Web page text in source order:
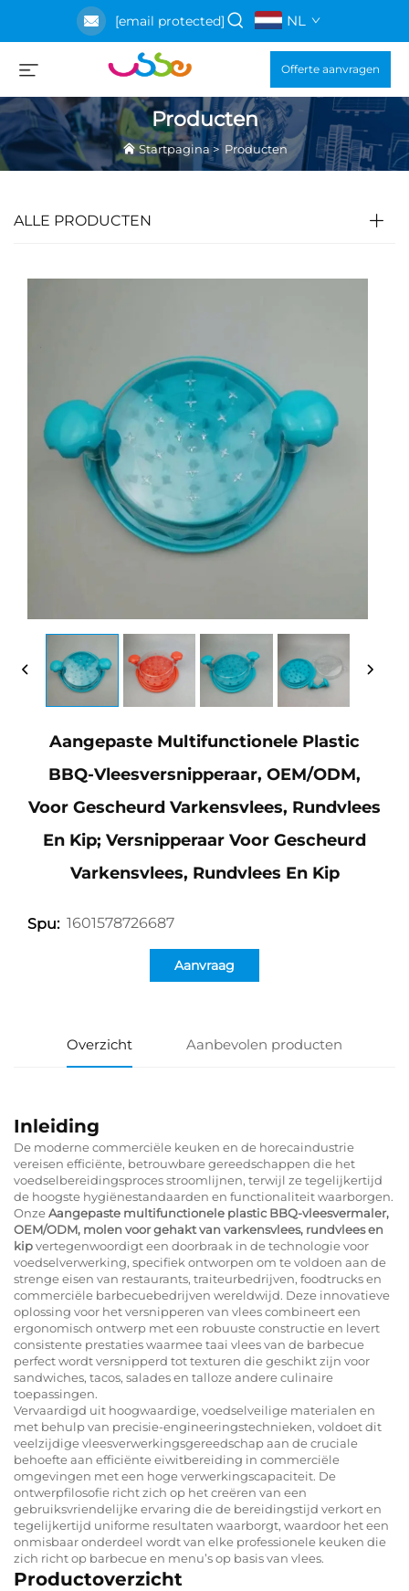
[email protected] NL
Offerte aanvragen
Producten
Startpagina> Producten
ALLE PRODUCTEN
Aangepaste Multifunctionele Plastic
BBQ-Vleesversnipperaar, OEM/ODM,
Voor Gescheurd Varkensvlees, Rundvlees
En Kip; Versnipperaar Voor Gescheurd
Varkensvlees, Rundvlees En Kip
Spu: 1601578726687
Aanvraag
Overzicht Aanbevolen producten
Inleiding
De moderne commerciële keuken en de horecaindustrie
vereisen efficiënte, betrouwbare gereedschappen die het
voedselbereidingsproces stroomlijnen, terwijl ze tegelijkertijd
de hoogste hygiënestandaarden en functionaliteit waarborgen.
OnzeAangepaste multifunctionele plastic BBQ-vleesvermaler,
OEM/ODM, molen voor gehakt van varkensvlees, rundvlees en
kipvertegenwoordigt een doorbraak in de technologie voor
voedselverwerking, specifiek ontworpen om te voldoen aan de
strenge eisen van restaurants, traiteurbedrijven, foodtrucks en
commerciële barbecuebedrijven wereldwijd. Deze innovatieve
oplossing voor het versnipperen van vlees combineert een
ergonomisch ontwerp met een robuuste constructie en levert
consistente prestaties waarmee taai vlees van de barbecue
perfect wordt versnipperd tot texturen die geschikt zijn voor
sandwiches, tacos, salades en talloze andere culinaire
toepassingen.
Vervaardigd uit hoogwaardige, voedselveilige materialen en
met behulp van precisie-engineeringstechnieken, voldoet dit
veelzijdige vleesverwerkingsgereedschap aan de cruciale
behoefte aan efficiënte eiwitbereiding in commerciële
omgevingen met een hoge verwerkingscapaciteit. De
ontwerpfilosofie richt zich op het creëren van een
gebruiksvriendelijke ervaring die de bereidingstijd verkort en
tegelijkertijd uniforme resultaten waarborgt, waardoor het een
onmisbaar onderdeel wordt van elke professionele keuken die
zich richt op barbecue en menu’s op basis van vlees.
Productoverzicht